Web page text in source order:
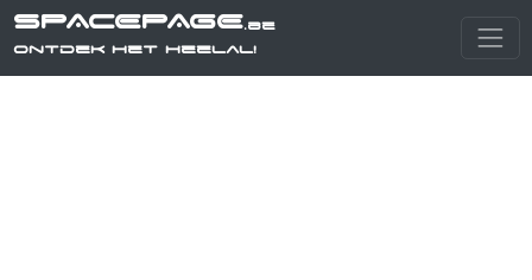
SPACEPAGE.be
Ontdek het heelal!